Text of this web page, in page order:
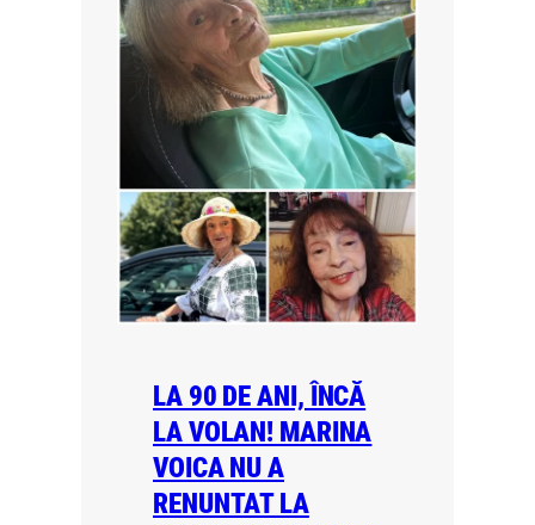
LA 90 DE ANI, ÎNCĂ
LA VOLAN! MARINA
VOICA NU A
RENUNTAT LA